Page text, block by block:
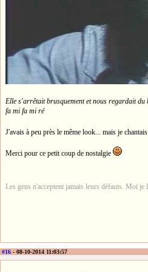
Elle s'arrêtait brusquement et nous regardait du
fa mi fa mi ré
J'avais à peu près le même look... mais je
Merci pour ce petit coup de nostalgie
Les gens n'acceptent jamais leurs défauts. Moi je
#16 - 08-10-2014 11:03:57